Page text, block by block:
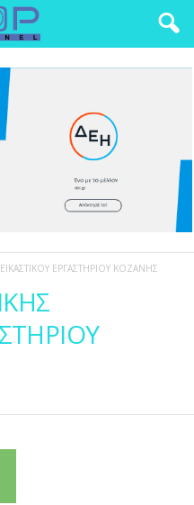
ΕΡΓΑΣΤΗΡΙΟΥ ΚΟΖΑΝΗΣ